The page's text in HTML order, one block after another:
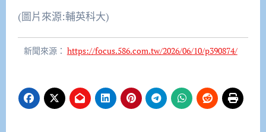
(圖片來源:輔英科大)
新聞來源： https://focus.586.com.tw/2026/06/10/p390874/